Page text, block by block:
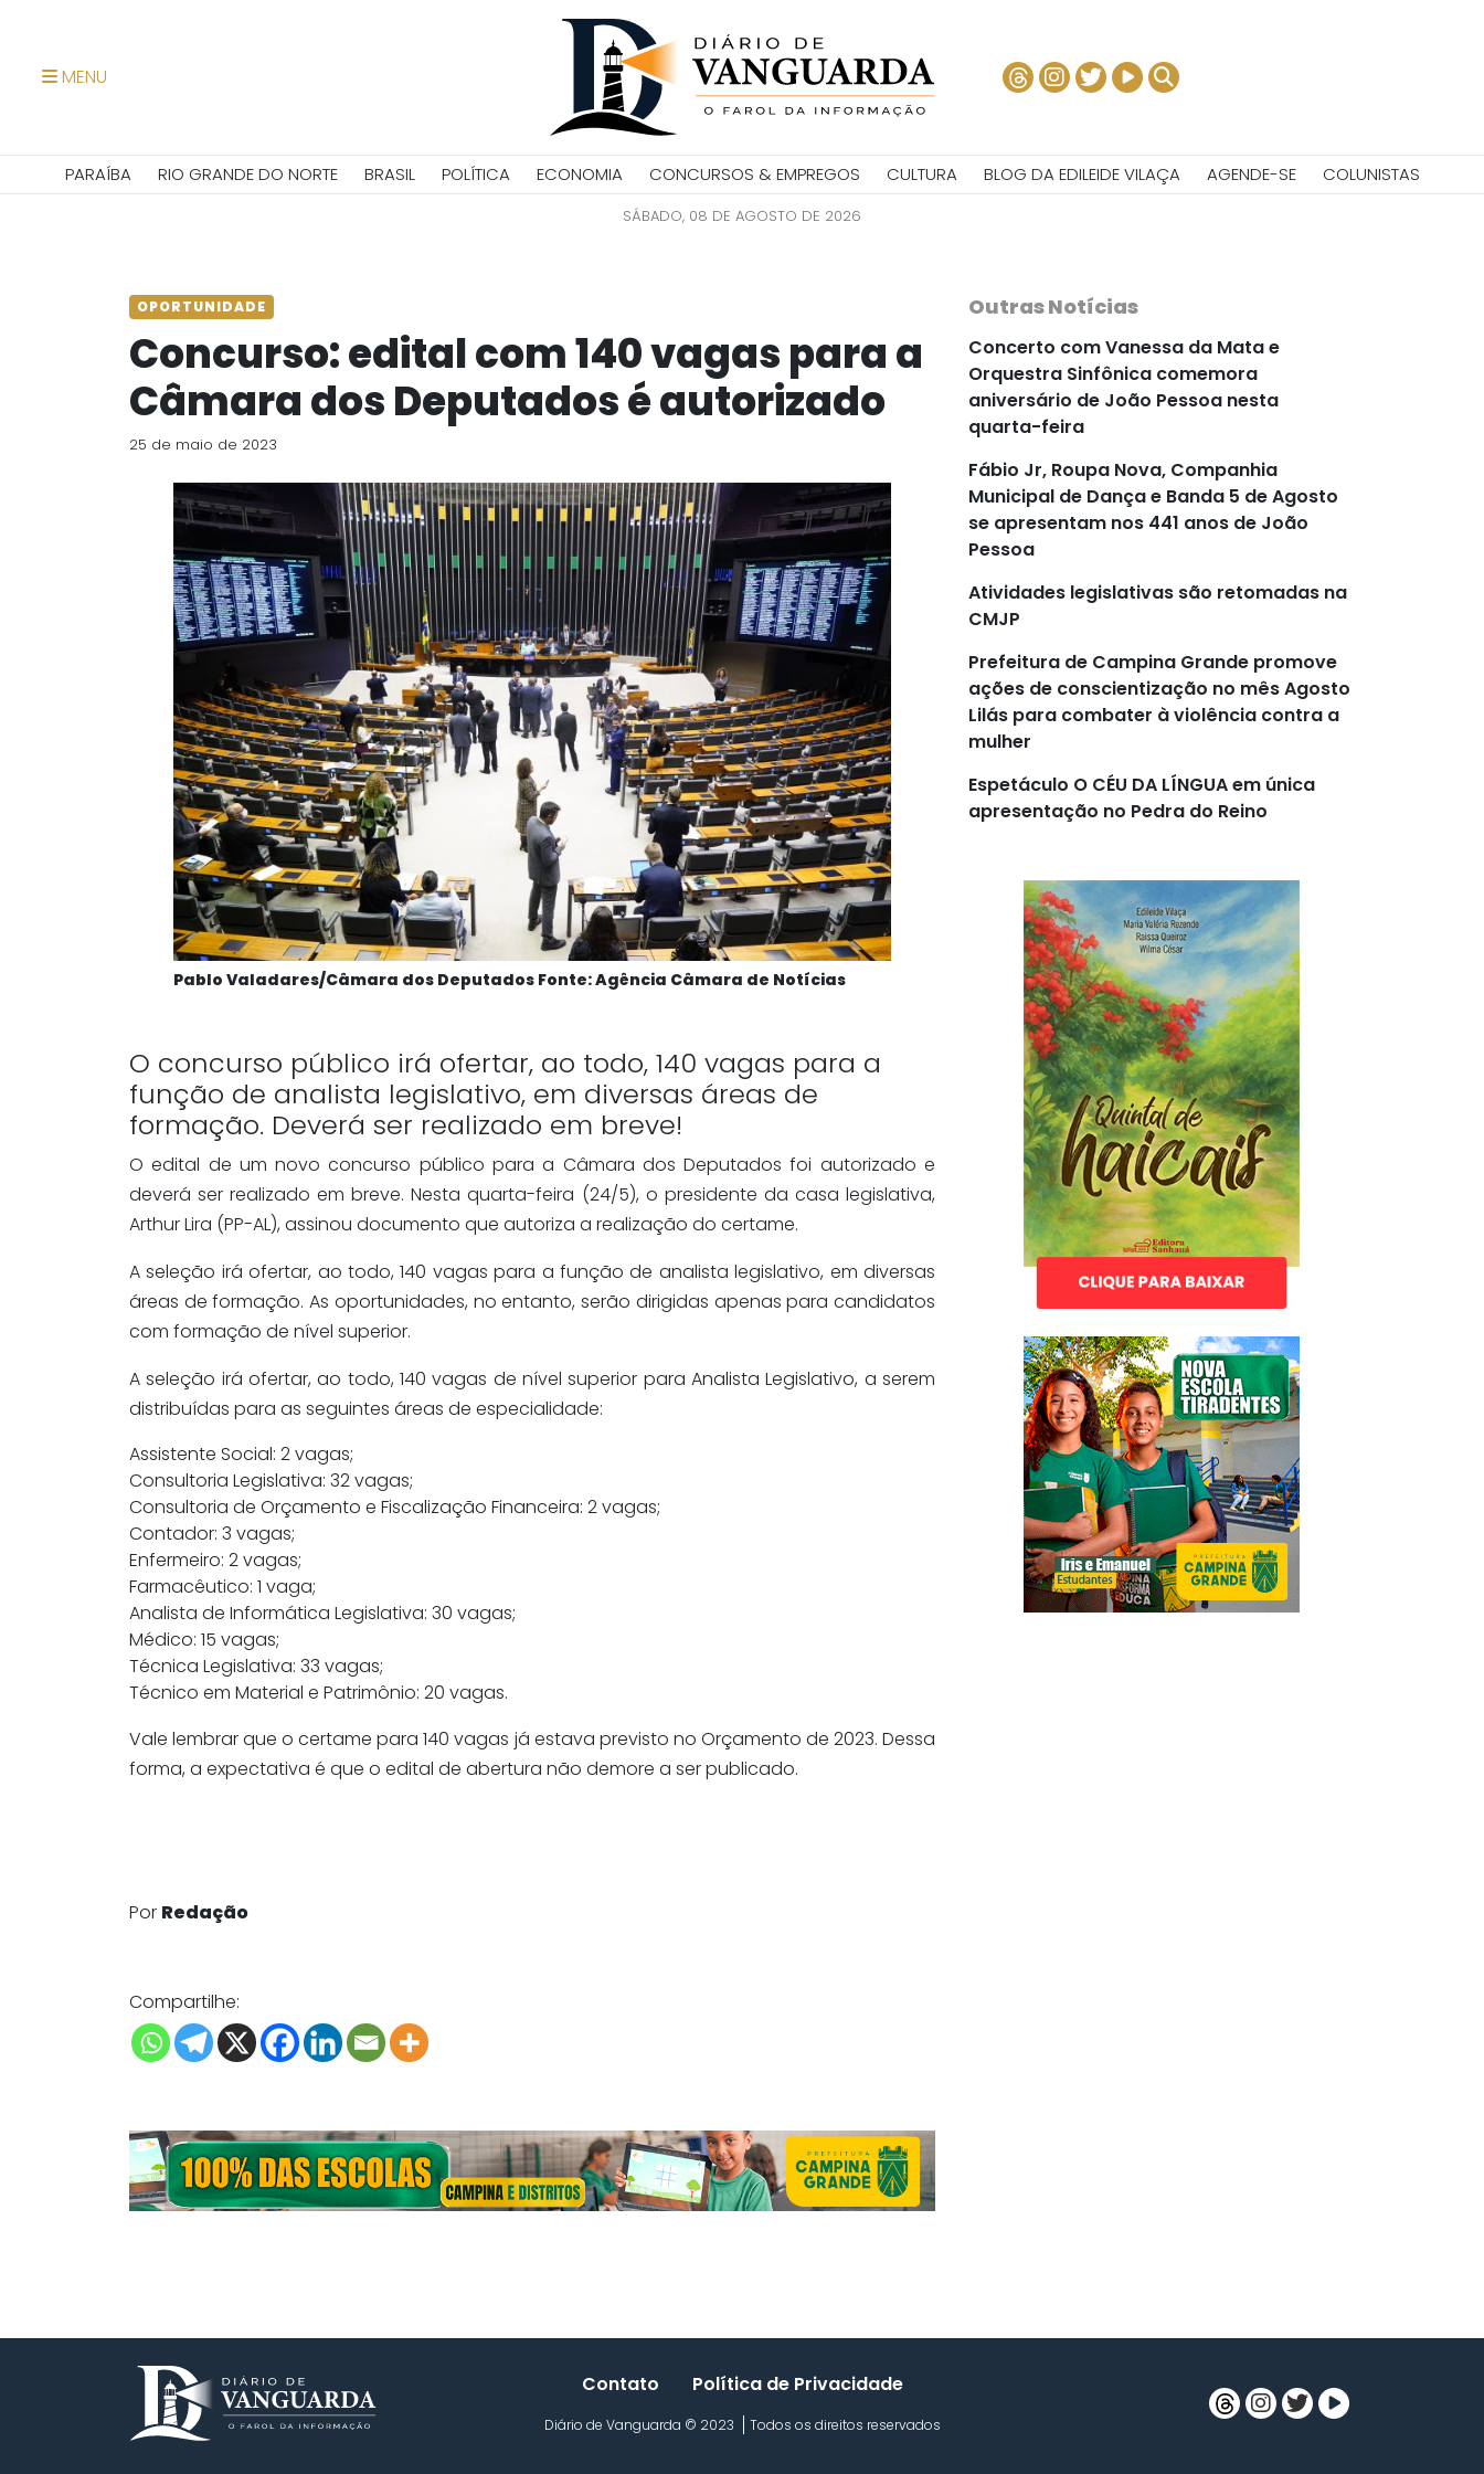
MENU
PARAÍBA RIO GRANDE DO NORTE BRASIL POLÍTICA ECONOMIA CONCURSOS & EMPREGOS CULTURA BLOG DA EDILEIDE VILAÇA AGENDE-SE COLUNISTAS
SÁBADO, 08 DE AGOSTO DE 2026
OPORTUNIDADE
Concurso: edital com 140 vagas para a
Câmara dos Deputados é autorizado
25 de maio de 2023
Pablo Valadares/Câmara dos Deputados Fonte: Agência Câmara de Notícias
O concurso público irá ofertar, ao todo, 140 vagas para a
função de analista legislativo, em diversas áreas de
formação. Deverá ser realizado em breve!
O edital de um novo concurso público para a Câmara dos Deputados foi autorizado e
deverá ser realizado em breve. Nesta quarta-feira (24/5), o presidente da casa legislativa,
Arthur Lira (PP-AL), assinou documento que autoriza a realização do certame.
A seleção irá ofertar, ao todo, 140 vagas para a função de analista legislativo, em diversas
áreas de formação. As oportunidades, no entanto, serão dirigidas apenas para candidatos
com formação de nível superior.
A seleção irá ofertar, ao todo, 140 vagas de nível superior para Analista Legislativo, a serem
distribuídas para as seguintes áreas de especialidade:
Assistente Social: 2 vagas;
Consultoria Legislativa: 32 vagas;
Consultoria de Orçamento e Fiscalização Financeira: 2 vagas;
Contador: 3 vagas;
Enfermeiro: 2 vagas;
Farmacêutico: 1 vaga;
Analista de Informática Legislativa: 30 vagas;
Médico: 15 vagas;
Técnica Legislativa: 33 vagas;
Técnico em Material e Patrimônio: 20 vagas.
Vale lembrar que o certame para 140 vagas já estava previsto no Orçamento de 2023. Dessa
forma, a expectativa é que o edital de abertura não demore a ser publicado.
Por Redação
Compartilhe:
Outras Notícias
Concerto com Vanessa da Mata e
Orquestra Sinfônica comemora
aniversário de João Pessoa nesta
quarta-feira
Fábio Jr, Roupa Nova, Companhia
Municipal de Dança e Banda 5 de Agosto
se apresentam nos 441 anos de João
Pessoa
Atividades legislativas são retomadas na
CMJP
Prefeitura de Campina Grande promove
ações de conscientização no mês Agosto
Lilás para combater à violência contra a
mulher
Espetáculo O CÉU DA LÍNGUA em única
apresentação no Pedra do Reino
Contato Política de Privacidade
Diário de Vanguarda © 2023 Todos os direitos reservados